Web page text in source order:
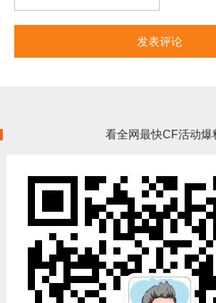
看全网最快CF活动爆